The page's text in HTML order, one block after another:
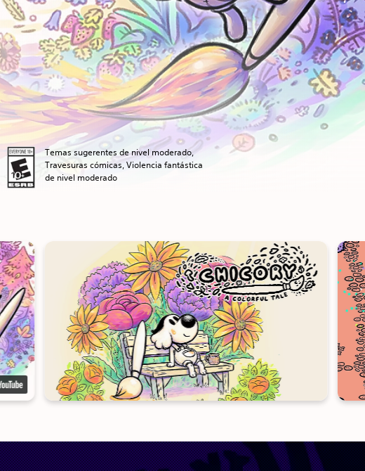
Temas sugerentes de nivel moderado,
Travesuras cómicas, Violencia fantástica
de nivel moderado